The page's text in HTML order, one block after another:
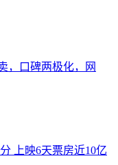
，口碑两极化，网
上映6天票房近10亿